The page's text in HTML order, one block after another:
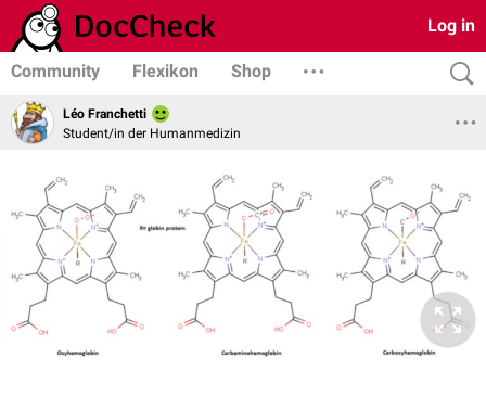
Log in
Community Flexikon Shop
Léo Franchetti
Student/in der Humanmedizin